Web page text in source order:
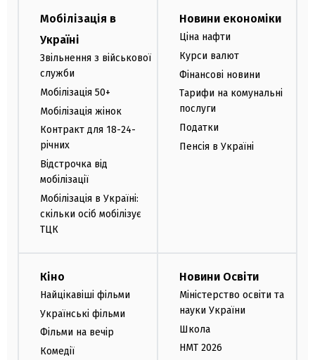
Мобілізація в
Україні
Звільнення з військової
служби
Мобілізація 50+
Мобілізація жінок
Контракт для 18-24-
річних
Відстрочка від
мобілізації
Мобілізація в Україні:
скільки осіб мобілізує
ТЦК
Новини економіки
Ціна нафти
Курси валют
Фінансові новини
Тарифи на комунальні
послуги
Податки
Пенсія в Україні
Кіно
Найцікавіші фільми
Українські фільми
Фільми на вечір
Комедії
Новини Освіти
Міністерство освіти та
науки України
Школа
НМТ 2026